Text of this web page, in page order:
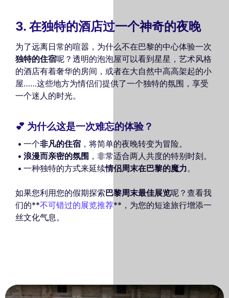
3. 在独特的酒店过一个神奇的夜晚
为了远离日常的喧嚣，为什么不在巴黎的中心体验一次
独特的住宿呢？透明的泡泡屋可以看到星星，艺术风格
的酒店有着奢华的房间，或者在大自然中高高架起的小
屋……这些地方为情侣们提供了一个独特的氛围，享受
一个迷人的时光。
💕 为什么这是一次难忘的体验？
一个非凡的住宿 ，将简单的夜晚转变为冒险。
浪漫而亲密的氛围 ，非常适合两人共度的特别时刻。
一种独特的方式来延续情侣周末在巴黎的魔力。
如果您利用您的假期探索巴黎周末最佳展览呢？查看我
们的**不可错过的展览推荐**，为您的短途旅行增添一
丝文化气息。